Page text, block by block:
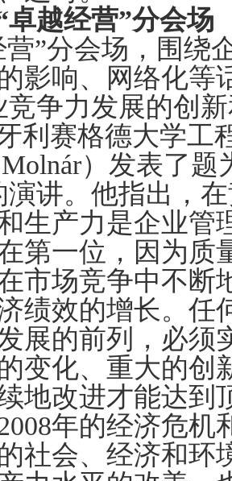
卓越经营”分会场
营”分会场，围绕
影响、网络化等
竞争力发展的创
利赛格德大学工
ár）发表了题
演讲。他指出，
生产力是企业管
第一位，因为质
市场竞争中不断
绩效的增长。任
展的前列，必须
变化、重大的创
地改进才能达到
年的经济危机
社会、经济和环